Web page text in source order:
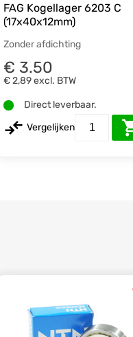
FAG Kogellager 6203 C
(17x40x12mm)
Zonder afdichting
€ 3.50
€ 2,89excl. BTW
Direct leverbaar.
Vergelijken